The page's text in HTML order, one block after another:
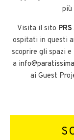
più
Visita il sito
ospitati in questi
scoprire gli spazi
a
ai Guest